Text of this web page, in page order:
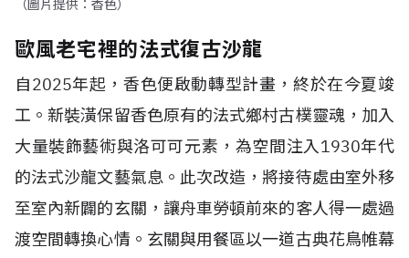
（圖片提供：香色）
歐風老宅裡的法式復古沙龍
自2025年起，香色便啟動轉型計畫，終於在今夏竣
工。新裝潢保留香色原有的法式鄉村古樸靈魂，加入
大量裝飾藝術與洛可可元素，為空間注入1930年代
的法式沙龍文藝氣息。此次改造，將接待處由室外移
至室內新闢的玄關，讓舟車勞頓前來的客人得一處過
渡空間轉換心情。玄關與用餐區以一道古典花鳥帷幕